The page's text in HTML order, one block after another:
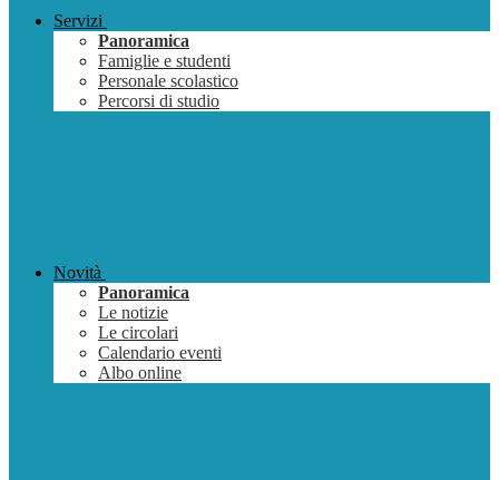
Servizi
Panoramica
Famiglie e studenti
Personale scolastico
Percorsi di studio
Novità
Panoramica
Le notizie
Le circolari
Calendario eventi
Albo online